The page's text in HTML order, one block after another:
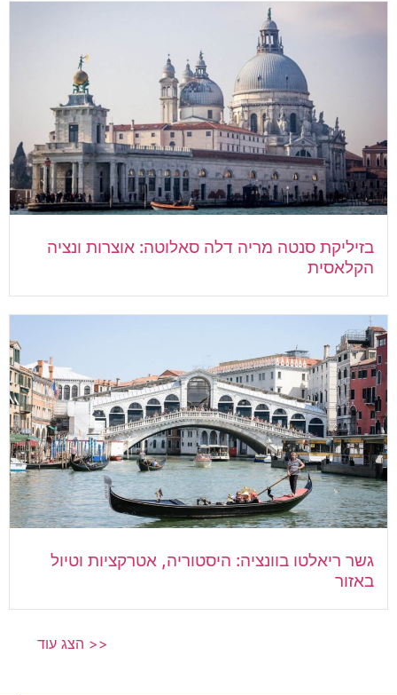
בזיליקת סנטה מריה דלה סאלוטה: אוצרות ונציה
הקלאסית
גשר ריאלטו בוונציה: היסטוריה, אטרקציות וטיול
באזור
הצג עוד >>